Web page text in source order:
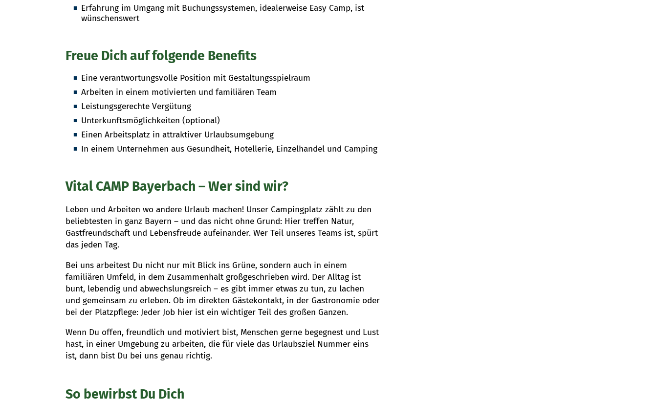
Erfahrung im Umgang mit Buchungssystemen, idealerweise Easy Camp, ist
wünschenswert
Freue Dich auf folgende Benefits
Eine verantwortungsvolle Position mit Gestaltungsspielraum
Arbeiten in einem motivierten und familiären Team
Leistungsgerechte Vergütung
Unterkunftsmöglichkeiten (optional)
Einen Arbeitsplatz in attraktiver Urlaubsumgebung
In einem Unternehmen aus Gesundheit, Hotellerie, Einzelhandel und Camping
Vital CAMP Bayerbach – Wer sind wir?
Leben und Arbeiten wo andere Urlaub machen! Unser Campingplatz zählt zu den
beliebtesten in ganz Bayern – und das nicht ohne Grund: Hier treffen Natur,
Gastfreundschaft und Lebensfreude aufeinander. Wer Teil unseres Teams ist, spürt
das jeden Tag.
Bei uns arbeitest Du nicht nur mit Blick ins Grüne, sondern auch in einem
familiären Umfeld, in dem Zusammenhalt großgeschrieben wird. Der Alltag ist
bunt, lebendig und abwechslungsreich – es gibt immer etwas zu tun, zu lachen
und gemeinsam zu erleben. Ob im direkten Gästekontakt, in der Gastronomie oder
bei der Platzpflege: Jeder Job hier ist ein wichtiger Teil des großen Ganzen.
Wenn Du offen, freundlich und motiviert bist, Menschen gerne begegnest und Lust
hast, in einer Umgebung zu arbeiten, die für viele das Urlaubsziel Nummer eins
ist, dann bist Du bei uns genau richtig.
So bewirbst Du Dich